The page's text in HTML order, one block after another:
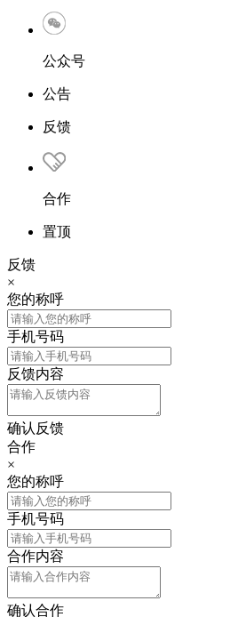
公众号
公告
反馈
合作
置顶
反馈
×
您的称呼
手机号码
反馈内容
确认反馈
合作
×
您的称呼
手机号码
合作内容
确认合作